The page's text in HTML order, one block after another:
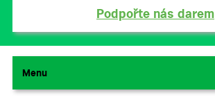
Podpořte nás darem
Menu